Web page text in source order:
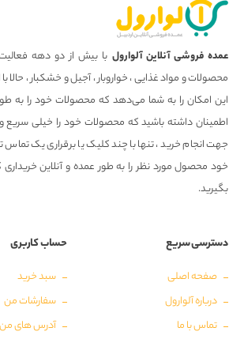
عمده فروشی آنلاین آلوارول با بیش از دو دهه
محصولات و مواد غذایی ، خواروبار ، آجیل و خشکبار ، حالا
این امکان را به شما می‌دهد که محصولات خود را به
اطمینان داشته باشید که محصولات خود را خیلی سریع
جهت انجام خرید ، تنها با چند کلیک یا برقراری یک تماس
خود محصول مورد نظر را به طور عمده و آنلاین
بگیرید.
دسترسی سریع
صفحه اصلی
درباره آلوارول
تماس با ما
حساب کاربری
سبد خرید
سفارشات من
آدرس های من